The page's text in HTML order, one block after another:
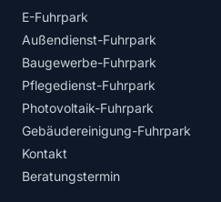
E-Fuhrpark
Außendienst-Fuhrpark
Baugewerbe-Fuhrpark
Pflegedienst-Fuhrpark
Photovoltaik-Fuhrpark
Gebäudereinigung-Fuhrpark
Kontakt
Beratungstermin